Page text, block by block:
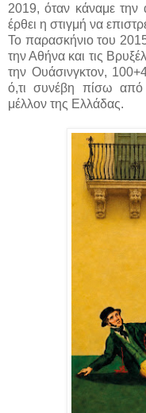
2019, όταν κάναμε την
έρθει η στιγμή να
Το παρασκήνιο του
την Αθήνα και τις
την Ουάσινγκτον,
ό,τι συνέβη πίσω από
μέλλον της Ελλάδας.